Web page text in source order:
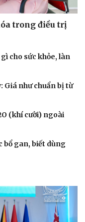
trong điều trị
cho sức khỏe, làn
Giá như chuẩn bị từ
(khí cười) ngoài
bổ gan, biết dùng